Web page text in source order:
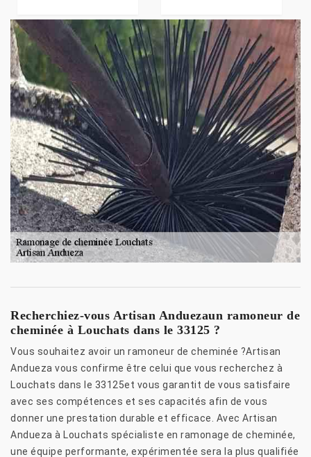
Recherchiez-vous Artisan Anduezaun ramoneur de
cheminée à Louchats dans le 33125 ?
Vous souhaitez avoir un ramoneur de cheminée ?Artisan
Andueza vous confirme être celui que vous recherchez à
Louchats dans le 33125et vous garantit de vous satisfaire
avec ses compétences et ses capacités afin de vous
donner une prestation durable et efficace. Avec Artisan
Andueza à Louchats spécialiste en ramonage de cheminée,
une équipe performante, expérimentée sera la plus qualifiée